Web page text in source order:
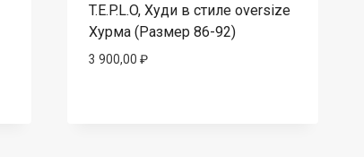
T.E.P.L.O, Худи в стиле oversize
Хурма (Размер 86-92)
3 900,00 ₽